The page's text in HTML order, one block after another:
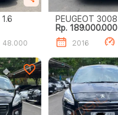
PEUGEOT 3008 1.6
48.000
Rp. 189.000.000
2016